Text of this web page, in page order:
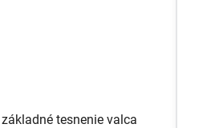
základné tesnenie valca